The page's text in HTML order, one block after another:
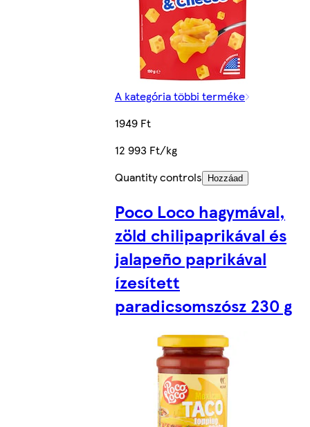
A kategória többi terméke
1949 Ft
12 993 Ft/kg
Quantity controls
Hozzáad
Poco Loco hagymával,
zöld chilipaprikával és
jalapeño paprikával
ízesített
paradicsomszósz 230 g